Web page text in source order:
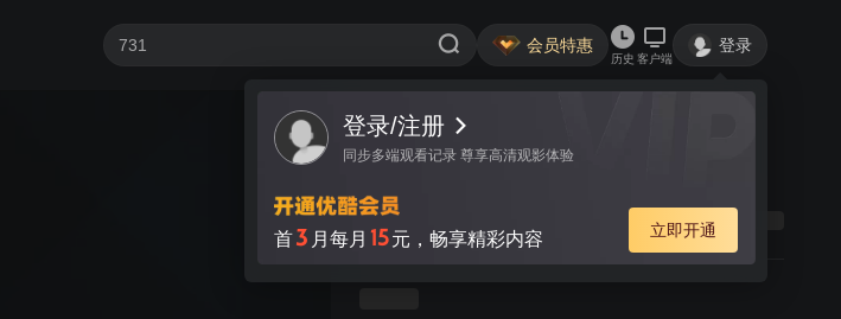
会员特惠
历史 客户端
登录
登录/注册
同步多端观看记录 尊享高清观影体验
首3 月每月 15元，畅享精彩内容 立即开通